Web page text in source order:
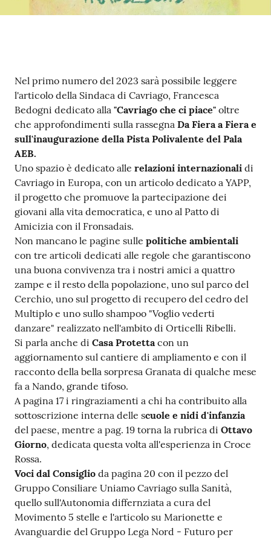
Contenuto
Nel primo numero del 2023 sarà possibile leggere
l'articolo della Sindaca di Cavriago, Francesca
Bedogni dedicato alla "Cavriago che ci piace" oltre
che approfondimenti sulla rassegna Da Fiera a Fiera e
sull'inaugurazione della Pista Polivalente del Pala
AEB.
Uno spazio è dedicato alle relazioni internazionali di
Cavriago in Europa, con un articolo dedicato a YAPP,
il progetto che promuove la partecipazione dei
giovani alla vita democratica, e uno al Patto di
Amicizia con il Fronsadais.
Non mancano le pagine sulle politiche ambientali
con tre articoli dedicati alle regole che garantiscono
una buona convivenza tra i nostri amici a quattro
zampe e il resto della popolazione, uno sul parco del
Cerchio, uno sul progetto di recupero del cedro del
Multiplo e uno sullo shampoo "Voglio vederti
danzare" realizzato nell'ambito di Orticelli Ribelli.
Si parla anche di Casa Protettacon un
aggiornamento sul cantiere di ampliamento e con il
racconto della bella sorpresa Granata di qualche mese
fa a Nando, grande tifoso.
A pagina 17 i ringraziamenti a chi ha contribuito alla
sottoscrizione interna delle scuole e nidi d'infanzia
del paese, mentre a pag. 19 torna la rubrica di Ottavo
Giorno, dedicata questa volta all'esperienza in Croce
Rossa.
Voci dal Consiglio da pagina 20 con il pezzo del
Gruppo Consiliare Uniamo Cavriago sulla Sanità,
quello sull'Autonomia differnziata a cura del
Movimento 5 stelle e l'articolo su Marionette e
Avanguardie del Gruppo Lega Nord - Futuro per